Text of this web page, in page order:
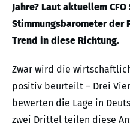
Jahre? Laut aktuellem
Stimmungsbarometer der
Trend in diese Richtung.
Zwar wird die
positiv beurteilt – Drei
bewerten die Lage in
zwei Drittel teilen diese